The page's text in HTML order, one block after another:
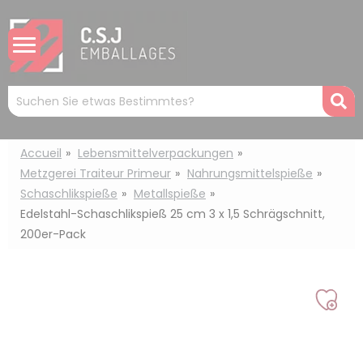
Mots
clés
:
Accueil
Lebensmittelverpackungen
Metzgerei Traiteur Primeur
Nahrungsmittelspieße
Schaschlikspieße
Metallspieße
Edelstahl-Schaschlikspieß 25 cm 3 x 1,5 Schrägschnitt,
200er-Pack
Auf